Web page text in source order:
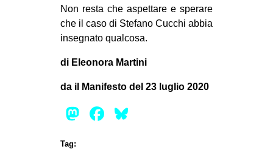
Non resta che aspettare e sperare
che il caso di Stefano Cucchi abbia
insegnato qualcosa.
di Eleonora Martini
da il Manifesto del 23 luglio 2020
Mastodon
Facebook
Tag: